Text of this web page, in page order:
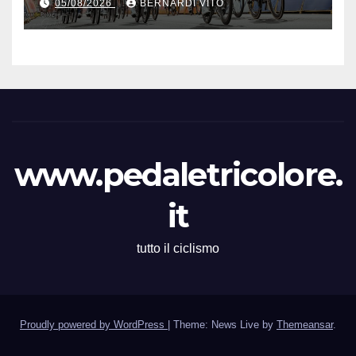
seguito e in maglia gialla
all’83° Giro di Polonia
05/08/2026 BERNARDI VITO
www.pedaletricolore.
it
tutto il ciclismo
Proudly powered by WordPress Theme: News Live by Themeansar.